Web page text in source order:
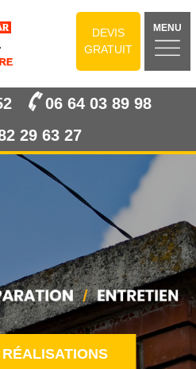
DEVIS
GRATUIT
MENU
06 64 03 89 98
29 63 27